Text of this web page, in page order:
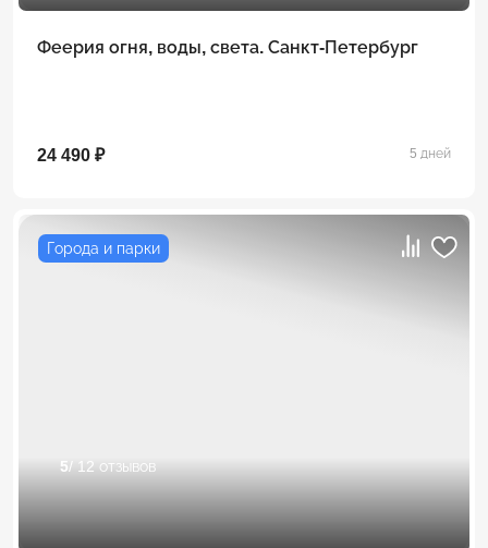
Феерия огня, воды, света. Санкт-Петербург
24 490 ₽ 5 дней
Города и парки
5/ 12 отзывов